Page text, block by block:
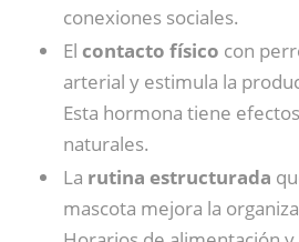
conexiones sociales.
El contacto físico con
arterial y estimula la
Esta hormona tiene
naturales.
La rutina estructurada
mascota mejora la